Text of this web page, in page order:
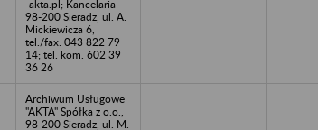
-akta.pl; Kancelaria -
98-200 Sieradz, ul. A.
Mickiewicza 6,
tel./fax: 043 822 79
14; tel. kom. 602 39
36 26
Archiwum Usługowe
"AKTA" Spółka z o.o.,
98-200 Sieradz, ul. M.